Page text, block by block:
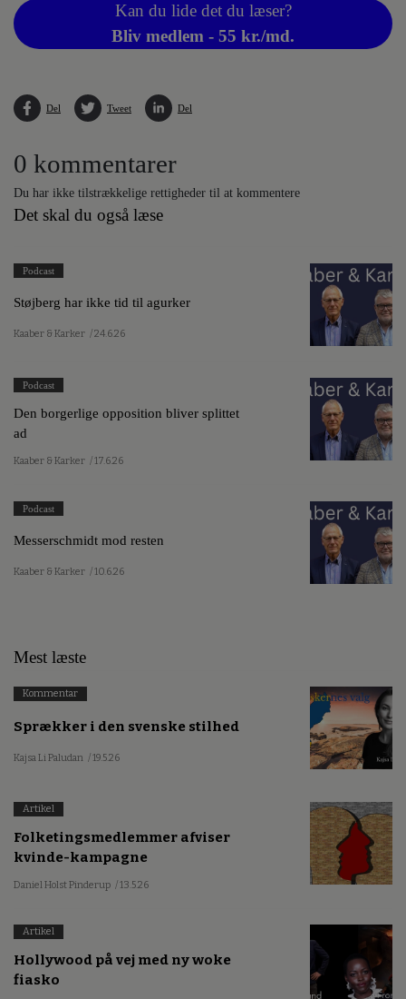
Kan du lide det du læser?
Bliv medlem - 55 kr./md.
Del Tweet Del
0 kommentarer
Du har ikke tilstrækkelige rettigheder til at kommentere
Det skal du også læse
Podcast
Støjberg har ikke tid til agurker
Kaaber & Karker / 24.6.26
Podcast
Den borgerlige opposition bliver splittet
ad
Kaaber & Karker / 17.6.26
Podcast
Messerschmidt mod resten
Kaaber & Karker / 10.6.26
Mest læste
Kommentar
Sprækker i den svenske stilhed
Kajsa Li Paludan / 19.5.26
Artikel
Folketingsmedlemmer afviser
kvinde-kampagne
Daniel Holst Pinderup / 13.5.26
Artikel
Hollywood på vej med ny woke
fiasko